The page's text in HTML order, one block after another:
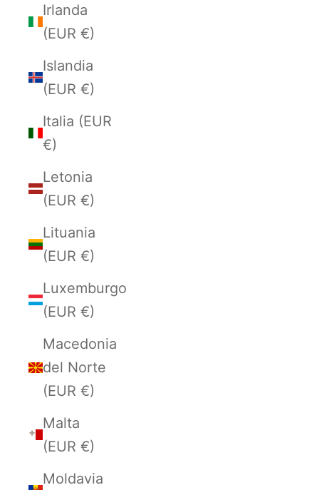
Irlanda
(EUR €)
Islandia
(EUR €)
Italia (EUR
€)
Letonia
(EUR €)
Lituania
(EUR €)
Luxemburgo
(EUR €)
Macedonia
del Norte
(EUR €)
Malta
(EUR €)
Moldavia